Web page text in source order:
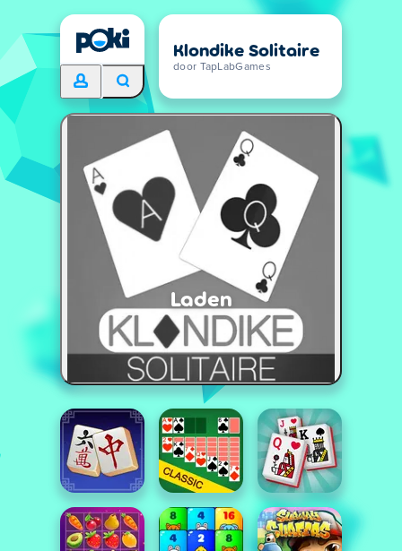
Klondike Solitaire
door TapLabGames
Laden